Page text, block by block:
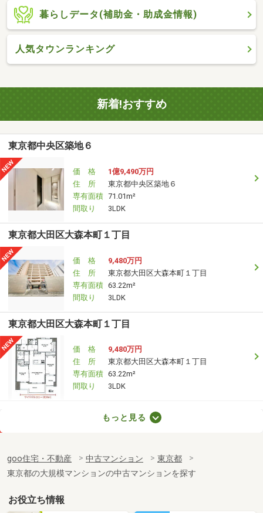
暮らしデータ(補助金・助成金情報)
人気タウンランキング
新着!おすすめ
東京都中央区築地６
価 格
1億9,490万円
住 所
東京都中央区築地６
専有面積 71.01m²
間取り
3LDK
東京都大田区大森本町１丁目
価 格
9,480万円
住 所
東京都大田区大森本町１丁目
専有面積 63.22m²
間取り
3LDK
東京都大田区大森本町１丁目
価 格
9,480万円
住 所
東京都大田区大森本町１丁目
専有面積 63.22m²
間取り
3LDK
東京都渋谷区千駄ヶ谷５
専有面積 80.21m²
間取り
2SLDK
東京都港区元麻布３
もっと見る
goo住宅・不動産 中古マンション
東京都
東京都の大規模マンションの中古マンションを探す
お役立ち情報